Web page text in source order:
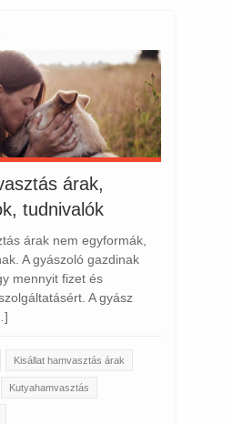
árak,
tudnivalók
árak nem egyformák,
A gyászoló gazdinak
mennyit fizet és
A gyász
Kisállat hamvasztás árak
Kutyahamvasztás